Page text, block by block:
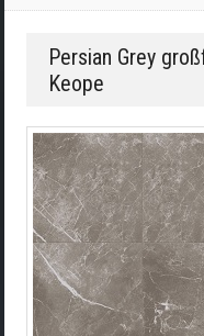
Persian Grey
Keope